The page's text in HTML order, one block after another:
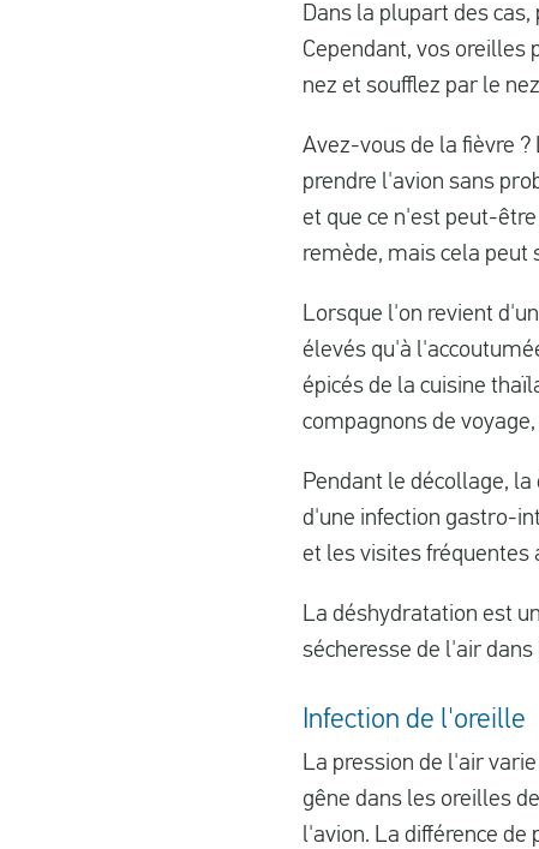
Dans la plupart des
Cependant, vos oreilles
nez et soufflez par le
Avez-vous de la fièvre
prendre l'avion sans
et que ce n'est peut-
remède, mais cela peut
Lorsque l'on revient
élevés qu'à
épicés de la cuisine
compagnons de
Pendant le décollage,
d'une infection gastro-
et les visites fréquentes
La déshydratation est
sécheresse de l'air dans
Infection de l'oreille
La pression de l'air
gêne dans les oreilles
l'avion. La différence